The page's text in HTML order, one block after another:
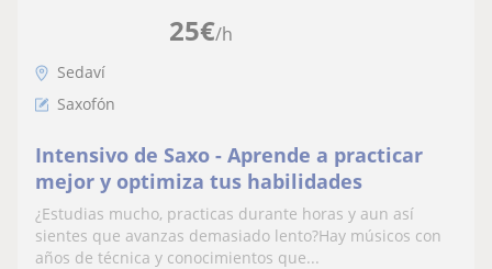
25€/h
Sedaví
Saxofón
Intensivo de Saxo - Aprende a practicar
mejor y optimiza tus habilidades
¿Estudias mucho, practicas durante horas y aun así
sientes que avanzas demasiado lento?Hay músicos con
años de técnica y conocimientos que...